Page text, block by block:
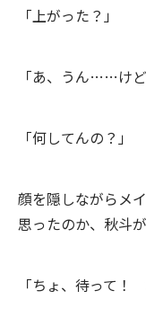
「上がった？」
「あ、うん……け
「何してんの？」
顔を隠しながらメ
思ったのか、秋斗
「ちょ、待って！